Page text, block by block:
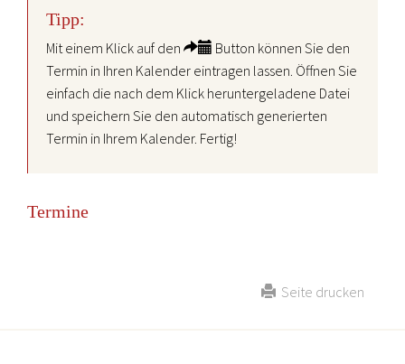
Tipp:
Mit einem Klick auf den
Button können Sie den
Termin in Ihren Kalender eintragen lassen. Öffnen Sie
einfach die nach dem Klick heruntergeladene Datei
und speichern Sie den automatisch generierten
Termin in Ihrem Kalender. Fertig!
Termine
Seite drucken